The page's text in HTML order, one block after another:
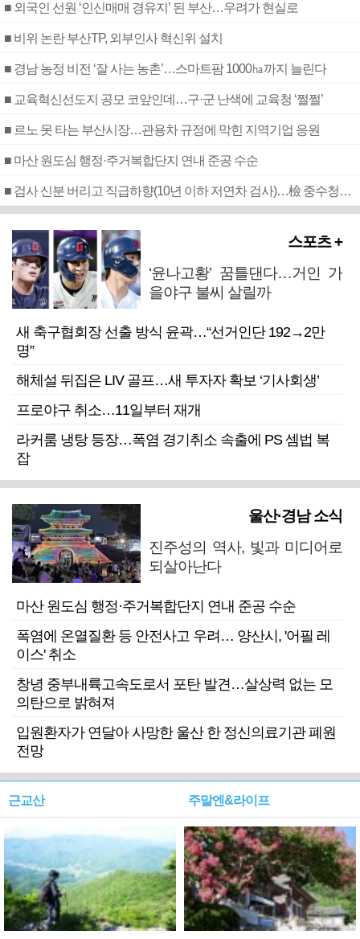
■ 외국인 선원 ‘인신매매 경유지’ 된 부산…우려가 현실로
■ 비위 논란 부산TP, 외부인사 혁신위 설치
■ 경남 농정 비전 ‘잘 사는 농촌’…스마트팜 1000㏊까지 늘린다
■ 교육혁신선도지 공모 코앞인데…구·군 난색에 교육청 ‘쩔쩔’
■ 르노 못 타는 부산시장…관용차 규정에 막힌 지역기업 응원
■ 마산 원도심 행정·주거복합단지 연내 준공 수순
■ 검사 신분 버리고 직급하향(10년 이하 저연차 검사)…檢 중수청행 기피
스포츠 +
‘윤나고황’ 꿈틀댄다…거인 가
을야구 불씨 살릴까
새 축구협회장 선출 방식 윤곽…“선거인단 192→2만
명”
해체설 뒤집은 LIV 골프…새 투자자 확보 ‘기사회생’
프로야구 취소…11일부터 재개
라커룸 냉탕 등장…폭염 경기취소 속출에 PS 셈법 복
잡
울산·경남 소식
진주성의 역사, 빛과 미디어로
되살아난다
마산 원도심 행정·주거복합단지 연내 준공 수순
폭염에 온열질환 등 안전사고 우려… 양산시, '어필 레
이스' 취소
창녕 중부내륙고속도로서 포탄 발견…살상력 없는 모
의탄으로 밝혀져
입원환자가 연달아 사망한 울산 한 정신의료기관 폐원
전망
근교산 주말엔&라이프